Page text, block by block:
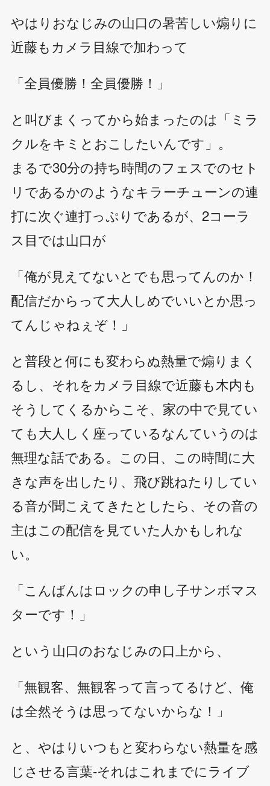
やはりおなじみの山口の暑苦しい煽りに
近藤もカメラ目線で加わって
「全員優勝！全員優勝！」
と叫びまくってから始まったのは「ミラ
クルをキミとおこしたいんです」。
まるで30分の持ち時間のフェスでのセト
リであるかのようなキラーチューンの連
打に次ぐ連打っぷりであるが、2コーラ
ス目では山口が
「俺が見えてないとでも思ってんのか！
配信だからって大人しめでいいとか思っ
てんじゃねぇぞ！」
と普段と何にも変わらぬ熱量で煽りまく
るし、それをカメラ目線で近藤も木内も
そうしてくるからこそ、家の中で見てい
ても大人しく座っているなんていうのは
無理な話である。この日、この時間に大
きな声を出したり、飛び跳ねたりしてい
る音が聞こえてきたとしたら、その音の
主はこの配信を見ていた人かもしれな
い。
「こんばんはロックの申し子サンボマス
ターです！」
という山口のおなじみの口上から、
「無観客、無観客って言ってるけど、俺
は全然そうは思ってないからな！」
と、やはりいつもと変わらない熱量を感
じさせる言葉-それはこれまでにライブ